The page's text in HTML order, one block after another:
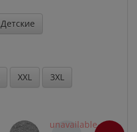
Детские
XXL 3XL